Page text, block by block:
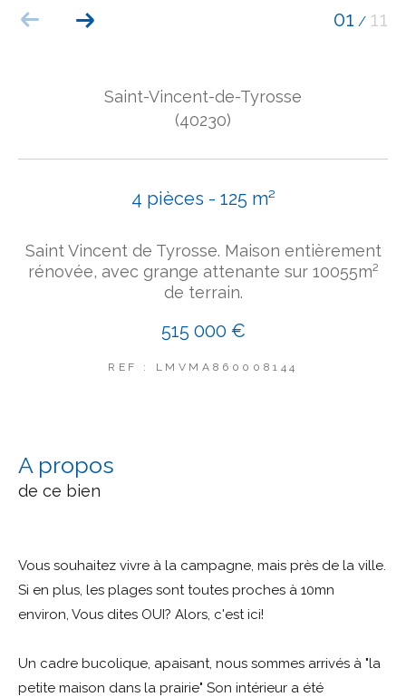
01 / 11
Saint-Vincent-de-Tyrosse
(40230)
4 pièces - 125 m²
Saint Vincent de Tyrosse. Maison entièrement
rénovée, avec grange attenante sur 10055m²
de terrain.
515 000 €
REF : LMVMA860008144
a propos
de ce bien
Vous souhaitez vivre à la campagne, mais près de la ville.
Si en plus, les plages sont toutes proches à 10mn
environ, Vous dites OUI? Alors, c'est ici!
Un cadre bucolique, apaisant, nous sommes arrivés à "la
petite maison dans la prairie" Son intérieur a été
Rechercher